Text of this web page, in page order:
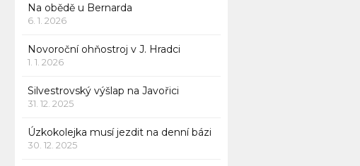
Na obědě u Bernarda
6. 1. 2026
Novoroční ohňostroj v J. Hradci
1. 1. 2026
Silvestrovský výšlap na Javořici
31. 12. 2025
Úzkokolejka musí jezdit na denní bázi
30. 12. 2025